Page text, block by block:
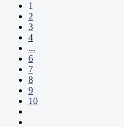
1
2
3
4
...
6
7
8
9
10